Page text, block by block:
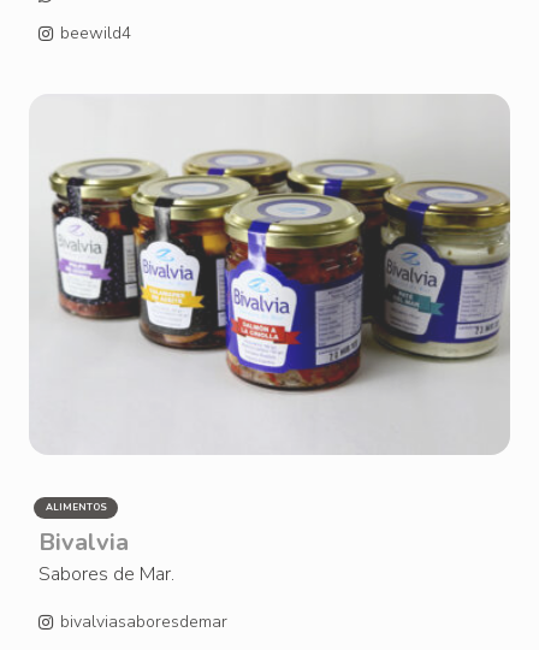
beewild4
ALIMENTOS
Bivalvia
Sabores de Mar.
bivalviasaboresdemar